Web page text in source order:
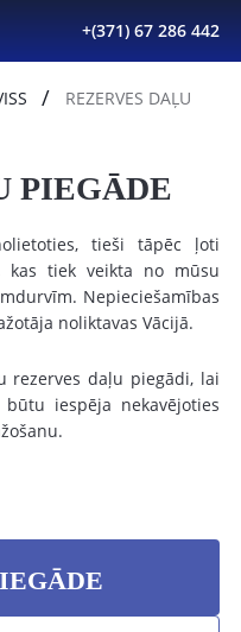
+(371) 67 286 442
REZERVES DAĻU
PIEGĀDE
tieši tāpēc ļoti
kas tiek veikta no mūsu
Nepieciešamības
noliktavas Vācijā.
rezerves daļu piegādi, lai
iespēja nekavējoties